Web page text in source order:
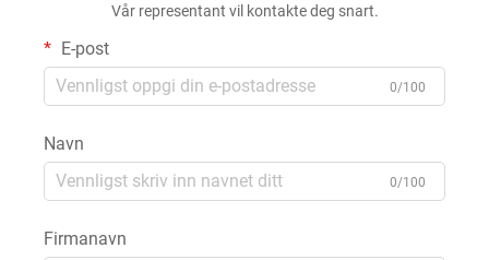
Vår representant vil kontakte deg snart.
E-post
0/100
Navn
0/100
Firmanavn